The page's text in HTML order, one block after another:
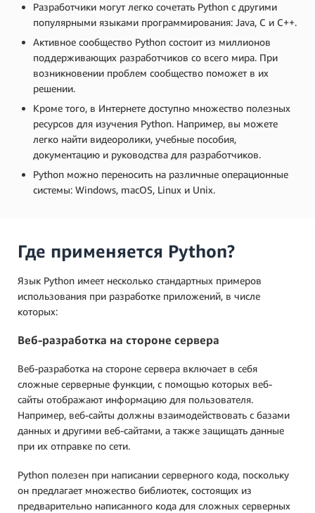
Разработчики могут легко сочетать Python с другими
популярными языками программирования: Java, C и C++.
Активное сообщество Python состоит из миллионов
поддерживающих разработчиков со всего мира. При
возникновении проблем сообщество поможет в их
решении.
Кроме того, в Интернете доступно множество полезных
ресурсов для изучения Python. Например, вы можете
легко найти видеоролики, учебные пособия,
документацию и руководства для разработчиков.
Python можно переносить на различные операционные
системы: Windows, macOS, Linux и Unix.
Где применяется Python?
Язык Python имеет несколько стандартных примеров
использования при разработке приложений, в числе
которых:
Веб-разработка на стороне сервера
Веб-разработка на стороне сервера включает в себя
сложные серверные функции, с помощью которых веб-
сайты отображают информацию для пользователя.
Например, веб-сайты должны взаимодействовать с базами
данных и другими веб-сайтами, а также защищать данные
при их отправке по сети.
Python полезен при написании серверного кода, поскольку
он предлагает множество библиотек, состоящих из
предварительно написанного кода для сложных серверных